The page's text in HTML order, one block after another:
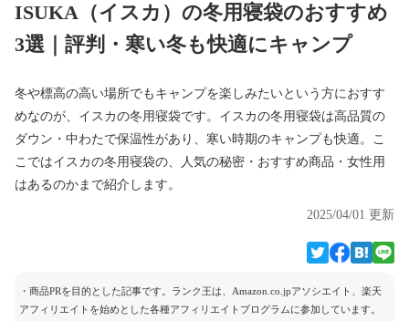
ISUKA（イスカ）の冬用寝袋のおすすめ
3選｜評判・寒い冬も快適にキャンプ
冬や標高の高い場所でもキャンプを楽しみたいという方におすす
めなのが、イスカの冬用寝袋です。イスカの冬用寝袋は高品質の
ダウン・中わたで保温性があり、寒い時期のキャンプも快適。こ
こではイスカの冬用寝袋の、人気の秘密・おすすめ商品・女性用
はあるのかまで紹介します。
2025/04/01 更新
・商品PRを目的とした記事です。ランク王は、Amazon.co.jpアソシエイト、楽天
アフィリエイトを始めとした各種アフィリエイトプログラムに参加しています。